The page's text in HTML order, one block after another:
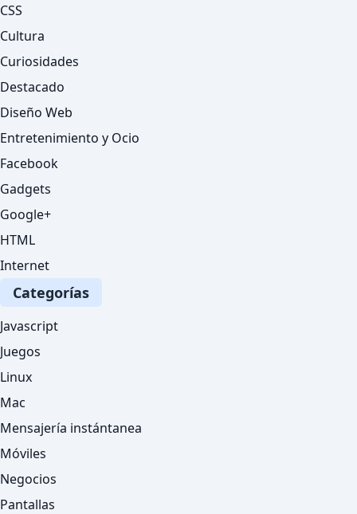
CSS
Cultura
Curiosidades
Destacado
Diseño Web
Entretenimiento y Ocio
Facebook
Gadgets
Google+
HTML
Internet
Categorías
Javascript
Juegos
Linux
Mac
Mensajería instántanea
Móviles
Negocios
Pantallas